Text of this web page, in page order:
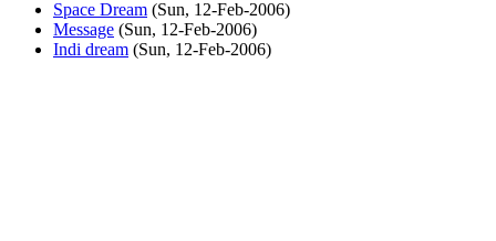
Space Dream (Sun, 12-Feb-2006)
Message (Sun, 12-Feb-2006)
Indi dream (Sun, 12-Feb-2006)